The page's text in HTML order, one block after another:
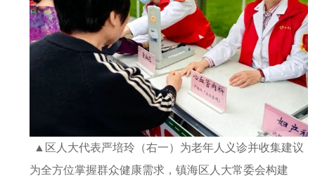
▲区人大代表严培玲（右一）为老年人义诊并收集建议
为全方位掌握群众健康需求，镇海区人大常委会构建